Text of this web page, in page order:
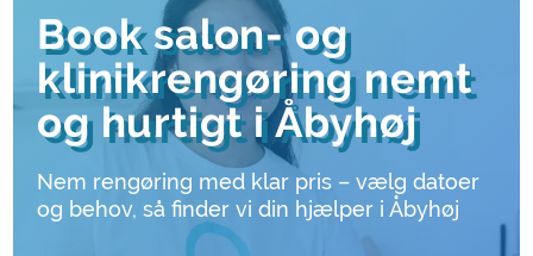
Book salon- og
klinikrengøring nemt
og hurtigt i Åbyhøj
Nem rengøring med klar pris – vælg datoer
og behov, så finder vi din hjælper i Åbyhøj